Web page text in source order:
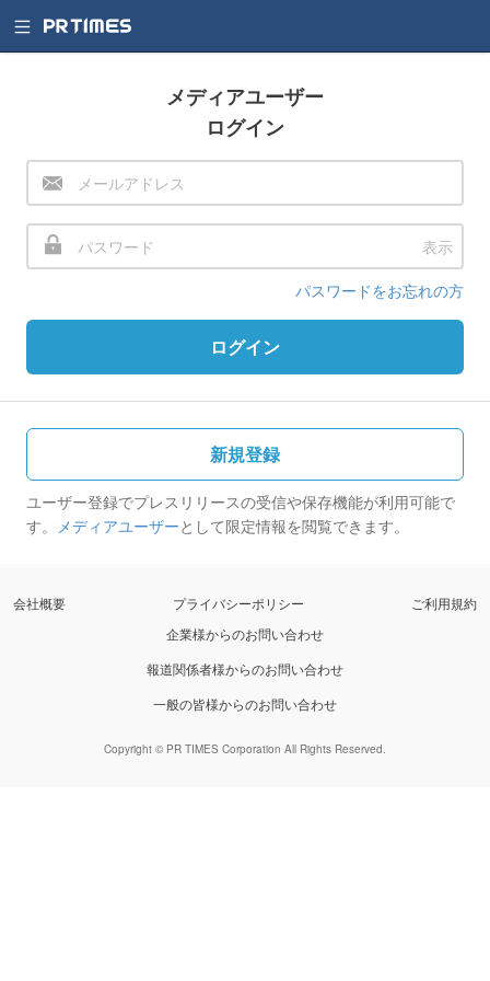
メディアユーザー
ログイン
表示
パスワードをお忘れの方
ログイン
新規登録
ユーザー登録でプレスリリースの受信や保存機能が利用可能で
す。 メディアユーザーとして限定情報を閲覧できます。
会社概要 プライバシーポリシー
ご利用規約
企業様からのお問い合わせ
報道関係者様からのお問い合わせ
一般の皆様からのお問い合わせ
Copyright © PR TIMES Corporation All Rights Reserved.